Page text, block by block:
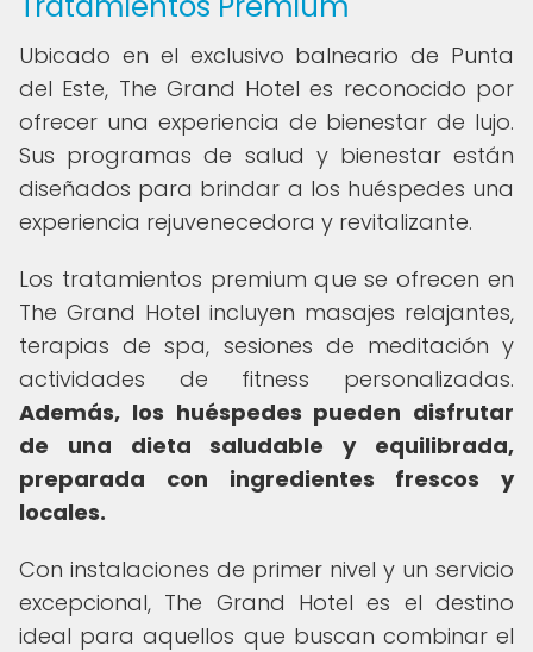
Ubicado en el exclusivo balneario de Punta
del Este, The Grand Hotel es reconocido por
ofrecer una experiencia de bienestar de lujo.
Sus programas de salud y bienestar están
diseñados para brindar a los huéspedes una
experiencia rejuvenecedora y revitalizante.
Los tratamientos premium que se ofrecen en
The Grand Hotel incluyen masajes relajantes,
terapias de spa, sesiones de meditación y
actividades de fitness personalizadas.
Además, los huéspedes pueden disfrutar
de una dieta saludable y equilibrada,
preparada con ingredientes frescos y
locales.
Con instalaciones de primer nivel y un servicio
excepcional, The Grand Hotel es el destino
ideal para aquellos que buscan combinar el